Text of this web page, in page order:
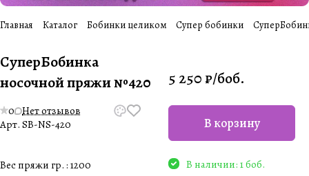
Главная Каталог Бобинки целиком Супер бобинки
СуперБобинка
носочной пряжи №420
0 Нет отзывов
Арт. SB-NS-420
Вес пряжи гр. : 1200
5 250 ₽/боб.
В корзину
В наличии: 1 боб.